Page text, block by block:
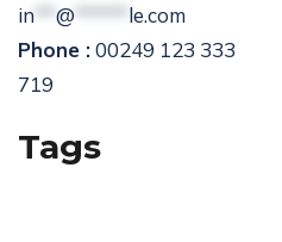
in ** @ ***** le.com
Phone :00249 123 333
719
Tags